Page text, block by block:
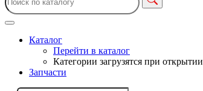
Каталог
Перейти в каталог
Категории загрузятся при открытии
Запчасти